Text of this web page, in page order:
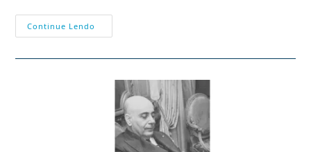
Continue Lendo
E
Divórcio